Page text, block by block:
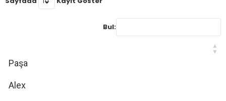
Bul:
Paşa
Alex